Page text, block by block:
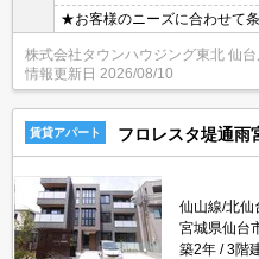
★お客様のニーズに合わせて
す★賃貸物件のお部屋探しは
株式会社タウンハウジング東北 仙台
情報更新日 2026/08/10
賃貸アパート フロレスタ堤通雨
仙山線/北仙
宮城県仙台
築2年
3階